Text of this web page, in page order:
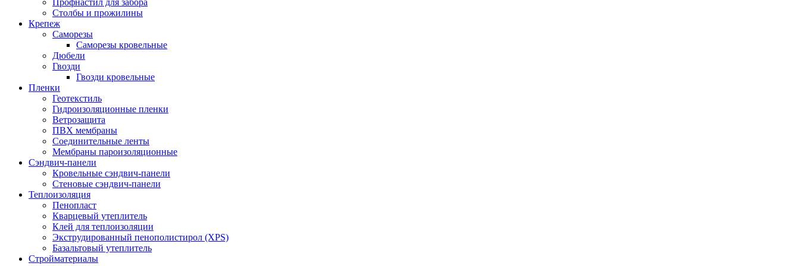
Профнастил для забора
Столбы и прожилины
Крепеж
Саморезы
Саморезы кровельные
Дюбели
Гвозди
Гвозди кровельные
Пленки
Геотекстиль
Гидроизоляционные пленки
Ветрозащита
ПВХ мембраны
Соединительные ленты
Мембраны пароизоляционные
Сэндвич-панели
Кровельные сэндвич-панели
Стеновые сэндвич-панели
Теплоизоляция
Пенопласт
Кварцевый утеплитель
Клей для теплоизоляции
Экструдированный пенополистирол (XPS)
Базальтовый утеплитель
Стройматериалы